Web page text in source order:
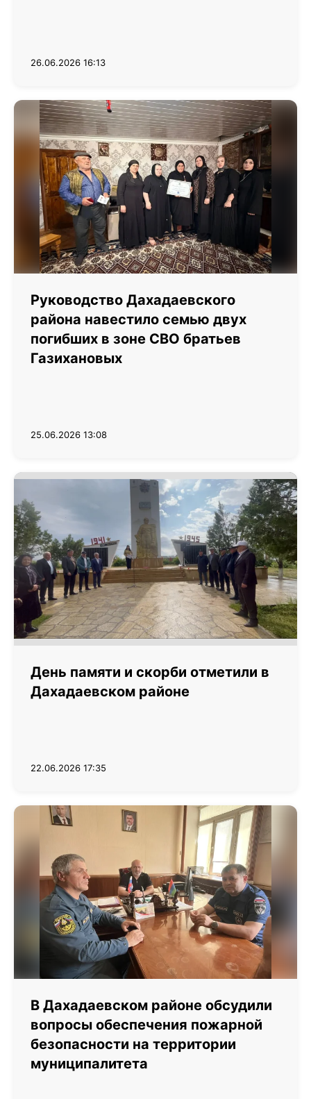
26.06.2026 16:13
Руководство Дахадаевского
района навестило семью двух
погибших в зоне СВО братьев
Газихановых
25.06.2026 13:08
День памяти и скорби отметили в
Дахадаевском районе
22.06.2026 17:35
В Дахадаевском районе обсудили
вопросы обеспечения пожарной
безопасности на территории
муниципалитета